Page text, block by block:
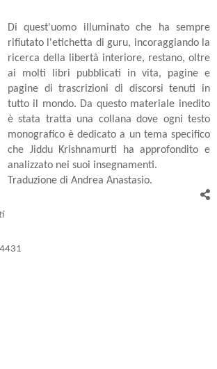
Di quest'uomo illuminato che ha sempre
rifiutato l'etichetta di guru, incoraggiando la
ricerca della libertà interiore, restano, oltre
ai molti libri pubblicati in vita, pagine e
pagine di trascrizioni di discorsi tenuti in
tutto il mondo. Da questo materiale inedito
è stata tratta una collana dove ogni testo
monografico è dedicato a un tema specifico
che Jiddu Krishnamurti ha approfondito e
analizzato nei suoi insegnamenti.
Traduzione di Andrea Anastasio.